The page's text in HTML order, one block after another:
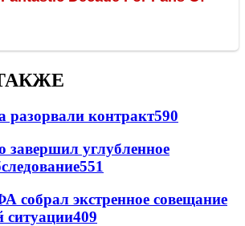
разорвали контракт590
завершил углубленное
551
собрал экстренное совещание
ситуации409